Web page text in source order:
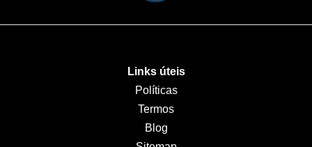
Links úteis
Políticas
Termos
Blog